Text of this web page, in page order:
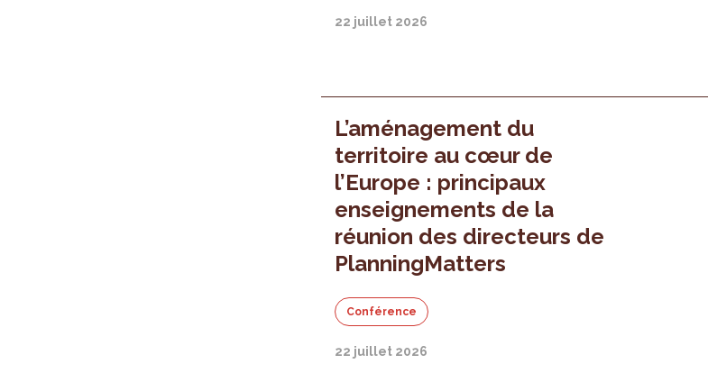
22 juillet 2026
L’aménagement du
territoire au cœur de
l’Europe : principaux
enseignements de la
réunion des directeurs de
PlanningMatters
Conférence
22 juillet 2026